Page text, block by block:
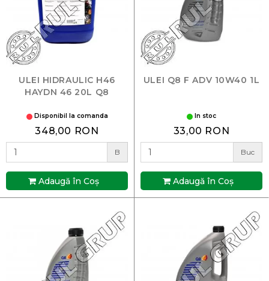
ULEI HIDRAULIC H46
HAYDN 46 20L Q8
Disponibil la comanda
348,00 RON
B
Adaugă în Coş
ULEI Q8 F ADV 10W40 1L
In stoc
33,00 RON
Buc
Adaugă în Coş